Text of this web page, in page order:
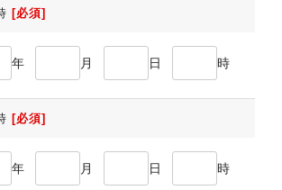
[必須]
年 月 日 時
[必須]
年 月 日 時